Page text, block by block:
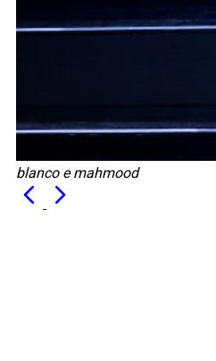
blanco e mahmood